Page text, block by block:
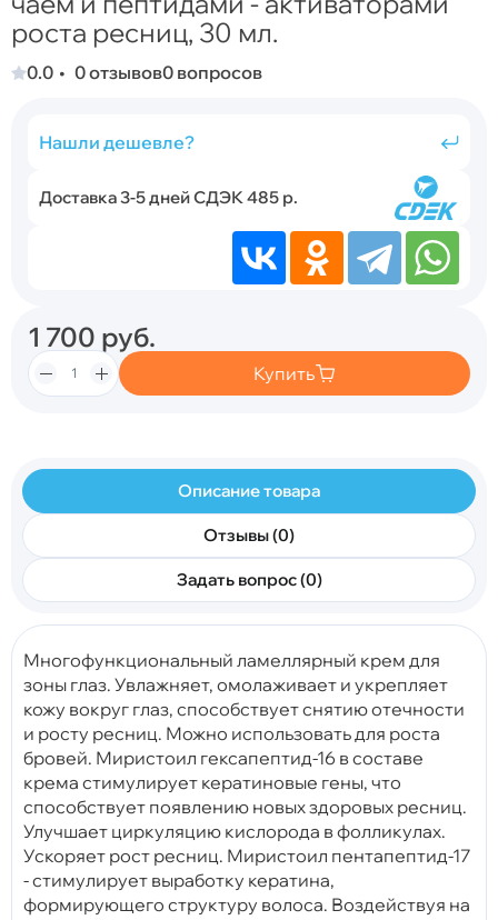
роста ресниц, 30 мл.
0.0 0 отзывов0 вопросов
Нашли дешевле?
Доставка 3-5 дней СДЭК 485 р.
1 700 руб.
Купить
Описание товара
Отзывы (0)
Задать вопрос (0)
Многофункциональный ламеллярный крем для
зоны глаз. Увлажняет, омолаживает и укрепляет
кожу вокруг глаз, способствует снятию отечности
и росту ресниц. Можно использовать для роста
бровей. Миристоил гексапептид-16 в составе
крема стимулирует кератиновые гены, что
способствует появлению новых здоровых ресниц.
Улучшает циркуляцию кислорода в фолликулах.
Ускоряет рост ресниц. Миристоил пентапептид-17
- стимулирует выработку кератина,
формирующего структуру волоса. Воздействуя на